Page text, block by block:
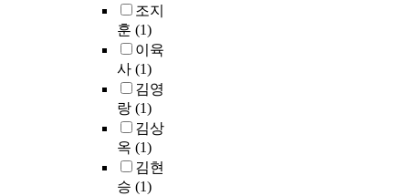
조지
훈 (1)
이육
사 (1)
김영
랑 (1)
김상
옥 (1)
김현
승 (1)